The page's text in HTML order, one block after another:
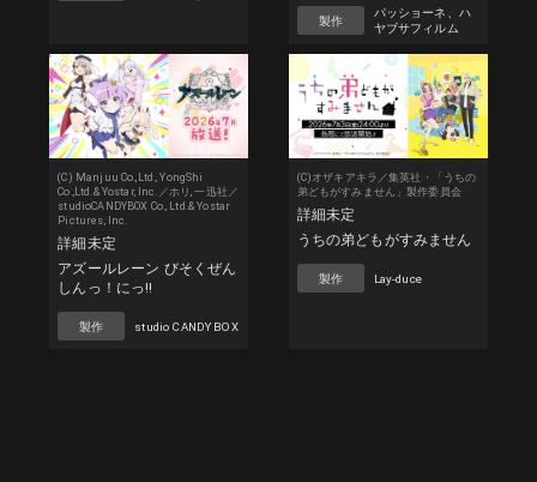
製作
パッショーネ、ハ
ヤブサフィルム
(C) Manjuu Co.,Ltd., YongShi
Co.,Ltd.& Yostar, Inc.／ホリ, 一迅社／
studioCANDYBOX Co., Ltd.& Yostar
Pictures, Inc.
詳細未定
アズールレーン びそくぜん
しんっ！にっ!!
製作 studio CANDY BOX
(C)オザキアキラ／集英社・「うちの
弟どもがすみません」製作委員会
詳細未定
うちの弟どもがすみません
製作 Lay-duce